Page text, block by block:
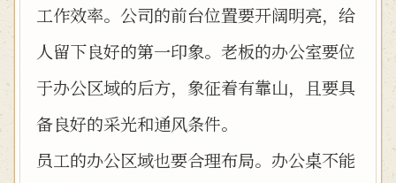
工作效率。公司的前台位置要开阔明亮，给
人留下良好的第一印象。老板的办公室要位
于办公区域的后方，象征着有靠山，且要具
备良好的采光和通风条件。
员工的办公区域也要合理布局。办公桌不能